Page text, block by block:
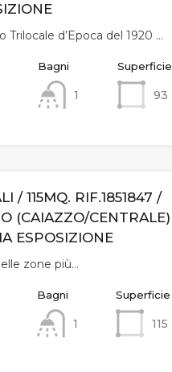
Trilocale d’Epoca del 1920 …
Bagni
1
Superficie
93
/ 115MQ. RIF.1851847 /
(CAIAZZO/CENTRALE)
ESPOSIZIONE
zone più…
Bagni
1
Superficie
115